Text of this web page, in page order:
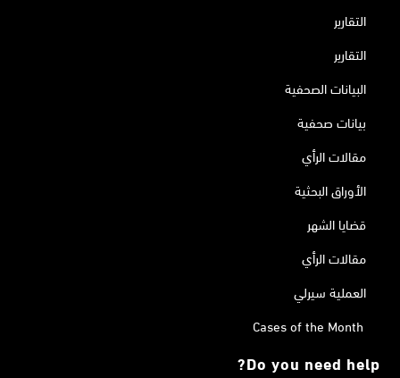
التقارير
التقارير
البيانات الصحفية
بيانات صحفية
مقالات الرأي
الأوراق البحثية
قضايا الشهر
مقالات الرأي
العملية سيرلي
Cases of the Month
Do you need help?